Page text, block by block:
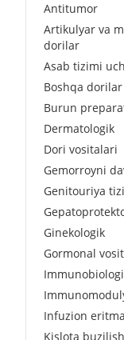
Antitumor
Artikulyar va
dorilar
Asab tizimi
Boshqa dorilar
Burun
Dermatologik
Dori vositalari
Gemorroyni
Genitouriya
Ginekologik
Gormonal
Infuzion
Kislota